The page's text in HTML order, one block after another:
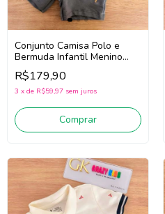
Conjunto Camisa Polo e
Bermuda Infantil Menino
Onda Marinha 1263082
(Bege/Cinza)
R$179,90
3 x de R$59,97 sem juros
Comprar